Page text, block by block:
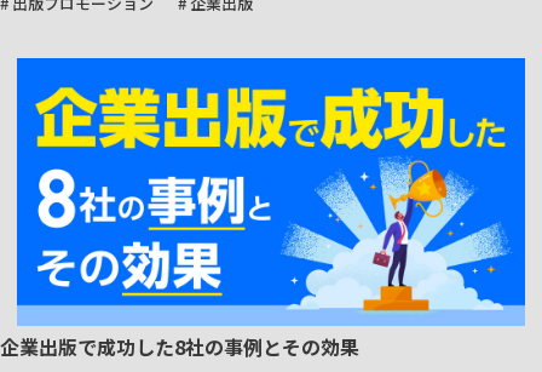
企業出版で成功した8社の事例とその効果